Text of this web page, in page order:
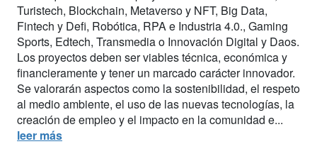
Turistech, Blockchain, Metaverso y NFT, Big Data,
Fintech y Defi, Robótica, RPA e Industria 4.0., Gaming
Sports, Edtech, Transmedia o Innovación Digital y Daos.
Los proyectos deben ser viables técnica, económica y
financieramente y tener un marcado carácter innovador.
Se valorarán aspectos como la sostenibilidad, el respeto
al medio ambiente, el uso de las nuevas tecnologías, la
creación de empleo y el impacto en la comunidad e...
leer más